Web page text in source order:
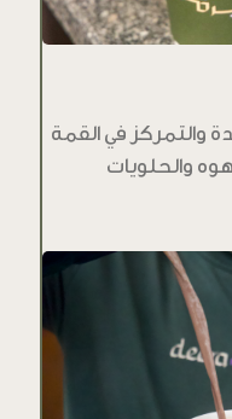
والتمركز في القمة
والحلويات